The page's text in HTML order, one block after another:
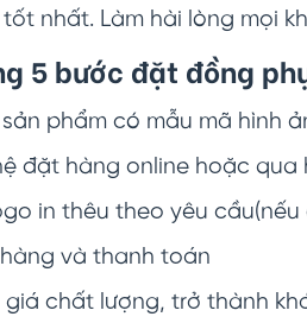
nhất. Làm hài lòng mọi
5 bước đặt đồng
sản phẩm có mẫu mã hình
đặt hàng online hoặc qua
in thêu theo yêu cầu(nếu
hàng và thanh toán
chất lượng, trở thành